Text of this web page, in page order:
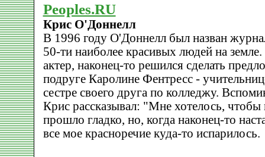
Peoples.RU
Крис О'Доннелл
В 1996 году О'Доннелл был назван
50-ти наиболее красивых людей на
актер, наконец-то решился сделать
подруге Каролине Фентресс -
сестре своего друга по колледжу.
Крис рассказывал: "Мне хотелось, чтобы
прошло гладко, но, когда наконец-то
все мое красноречие куда-то испарилось.